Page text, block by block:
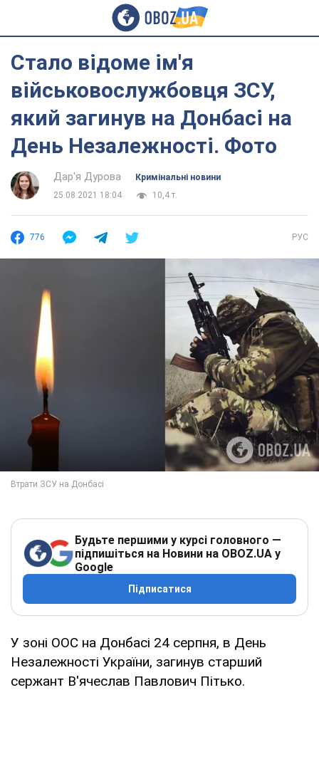
Стало відоме ім'я
військовослужбовця ЗСУ,
який загинув на Донбасі на
День Незалежності. Фото
Дар'я Дурова
Кримінальні новини
25.08.2021 18:04
10,4 т.
776 РУС
Будьте першими у курсі головного —
підпишіться на Новини на OBOZ.UA у
Google
Підписатися
У зоні ООС на Донбасі 24 серпня, в День
Незалежності України, загинув старший
сержант В'ячеслав Павлович Пітько.